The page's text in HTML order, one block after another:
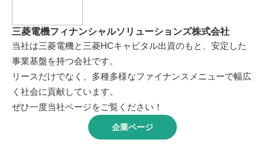
三菱電機フィナンシャルソリューションズ株式会社
当社は三菱電機と三菱HCキャピタル出資のもと、安定した
事業基盤を持つ会社です。
リースだけでなく、多種多様なファイナンスメニューで幅広
く社会に貢献しています。
ぜひ一度当社ページをご覧ください！
企業ページ